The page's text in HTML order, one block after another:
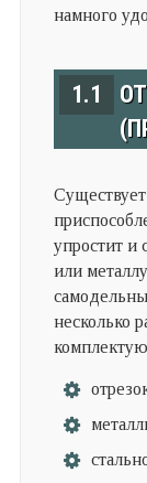
намного
1.1
упростит и
или
несколько